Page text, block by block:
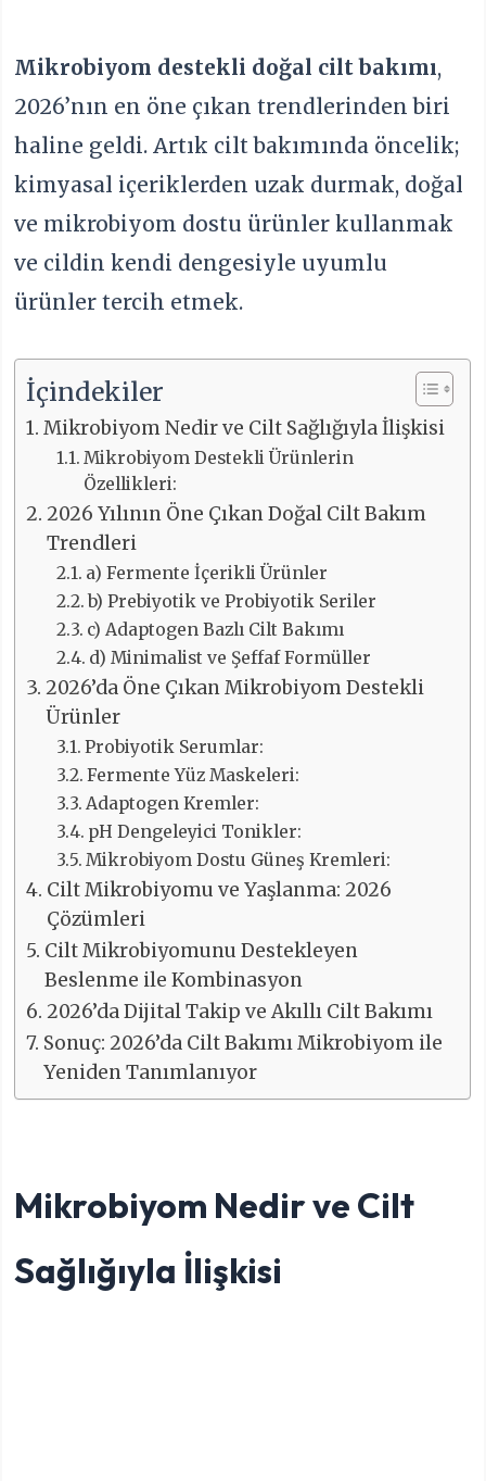
Mikrobiyom destekli doğal cilt bakımı,
2026’nın en öne çıkan trendlerinden biri
haline geldi. Artık cilt bakımında öncelik;
kimyasal içeriklerden uzak durmak, doğal
ve mikrobiyom dostu ürünler kullanmak
ve cildin kendi dengesiyle uyumlu
ürünler tercih etmek.
İçindekiler
Mikrobiyom Nedir ve Cilt Sağlığıyla İlişkisi
Mikrobiyom Destekli Ürünlerin
Özellikleri:
2026 Yılının Öne Çıkan Doğal Cilt Bakım
Trendleri
a) Fermente İçerikli Ürünler
b) Prebiyotik ve Probiyotik Seriler
c) Adaptogen Bazlı Cilt Bakımı
d) Minimalist ve Şeffaf Formüller
2026’da Öne Çıkan Mikrobiyom Destekli
Ürünler
Probiyotik Serumlar:
Fermente Yüz Maskeleri:
Adaptogen Kremler:
pH Dengeleyici Tonikler:
Mikrobiyom Dostu Güneş Kremleri:
Cilt Mikrobiyomu ve Yaşlanma: 2026
Çözümleri
Cilt Mikrobiyomunu Destekleyen
Beslenme ile Kombinasyon
2026’da Dijital Takip ve Akıllı Cilt Bakımı
Sonuç: 2026’da Cilt Bakımı Mikrobiyom ile
Yeniden Tanımlanıyor
Mikrobiyom Nedir ve Cilt
Sağlığıyla İlişkisi